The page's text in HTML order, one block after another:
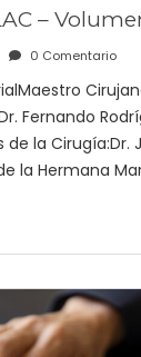
–
0 Comentario
Fernando
la Cirugía:Dr.
la Hermana